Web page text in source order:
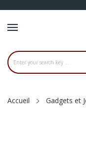
Accueil Gadgets et